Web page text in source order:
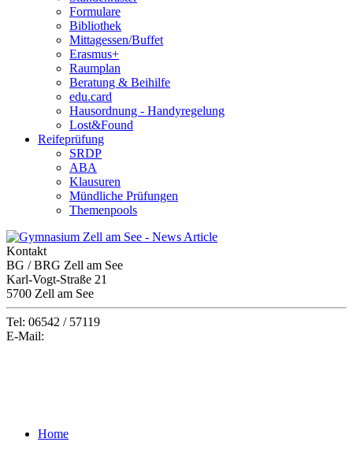
Formulare
Bibliothek
Mittagessen/Buffet
Erasmus+
Raumplan
Beratung & Beihilfe
edu.card
Hausordnung - Handyregelung
Lost&Found
Reifeprüfung
SRDP
ABA
Klausuren
Mündliche Prüfungen
Themenpools
Kontakt
BG / BRG Zell am See
Karl-Vogt-Straße 21
5700 Zell am See
Tel: 06542 / 57119
E-Mail:
Home